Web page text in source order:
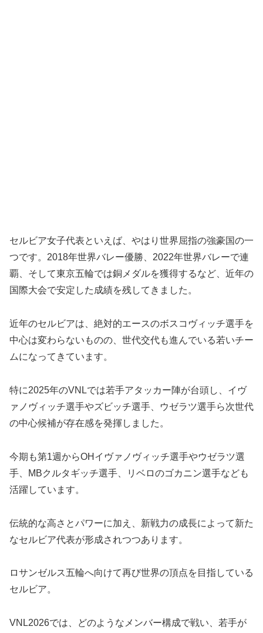
セルビア女子代表といえば、やはり世界屈指の強豪国の一
つです。2018年世界バレー優勝、2022年世界バレーで連
覇、そして東京五輪では銅メダルを獲得するなど、近年の
国際大会で安定した成績を残してきました。
近年のセルビアは、絶対的エースのボスコヴィッチ選手を
中心は変わらないものの、世代交代も進んでいる若いチー
ムになってきています。
特に2025年のVNLでは若手アタッカー陣が台頭し、イヴ
ァノヴィッチ選手やズビッチ選手、ウゼラツ選手ら次世代
の中心候補が存在感を発揮しました。
今期も第1週からOHイヴァノヴィッチ選手やウゼラツ選
手、MBクルタギッチ選手、リベロのゴカニン選手なども
活躍しています。
伝統的な高さとパワーに加え、新戦力の成長によって新た
なセルビア代表が形成されつつあります。
ロサンゼルス五輪へ向けて再び世界の頂点を目指している
セルビア。
VNL2026では、どのようなメンバー構成で戦い、若手が